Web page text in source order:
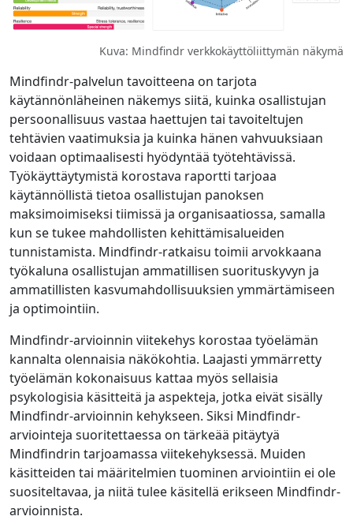
Kuva: Mindfindr verkkokäyttöliittymän näkymä
Mindfindr-palvelun tavoitteena on tarjota
käytännönläheinen näkemys siitä, kuinka osallistujan
persoonallisuus vastaa haettujen tai tavoiteltujen
tehtävien vaatimuksia ja kuinka hänen vahvuuksiaan
voidaan optimaalisesti hyödyntää työtehtävissä.
Työkäyttäytymistä korostava raportti tarjoaa
käytännöllistä tietoa osallistujan panoksen
maksimoimiseksi tiimissä ja organisaatiossa, samalla
kun se tukee mahdollisten kehittämisalueiden
tunnistamista. Mindfindr-ratkaisu toimii arvokkaana
työkaluna osallistujan ammatillisen suorituskyvyn ja
ammatillisten kasvumahdollisuuksien ymmärtämiseen
ja optimointiin.
Mindfindr-arvioinnin viitekehys korostaa työelämän
kannalta olennaisia ​​näkökohtia. Laajasti ymmärretty
työelämän kokonaisuus kattaa myös sellaisia
psykologisia käsitteitä ja aspekteja, jotka eivät sisälly
Mindfindr-arvioinnin kehykseen. Siksi Mindfindr-
arviointeja suoritettaessa on tärkeää pitäytyä
Mindfindrin tarjoamassa viitekehyksessä. Muiden
käsitteiden tai määritelmien tuominen arviointiin ei ole
suositeltavaa, ja niitä tulee käsitellä erikseen Mindfindr-
arvioinnista.